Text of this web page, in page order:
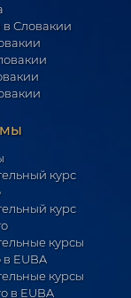
Словакии
курс
курс
курсы
в EUBA
курсы
в EUBA